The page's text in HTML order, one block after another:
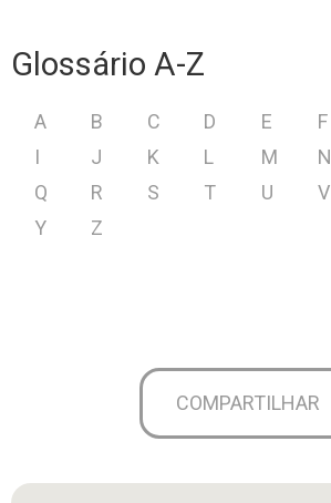
Glossário A-Z
A B C D E F
I
J K L M N
Q
R S T U V
Y
Z
COMPARTILHAR